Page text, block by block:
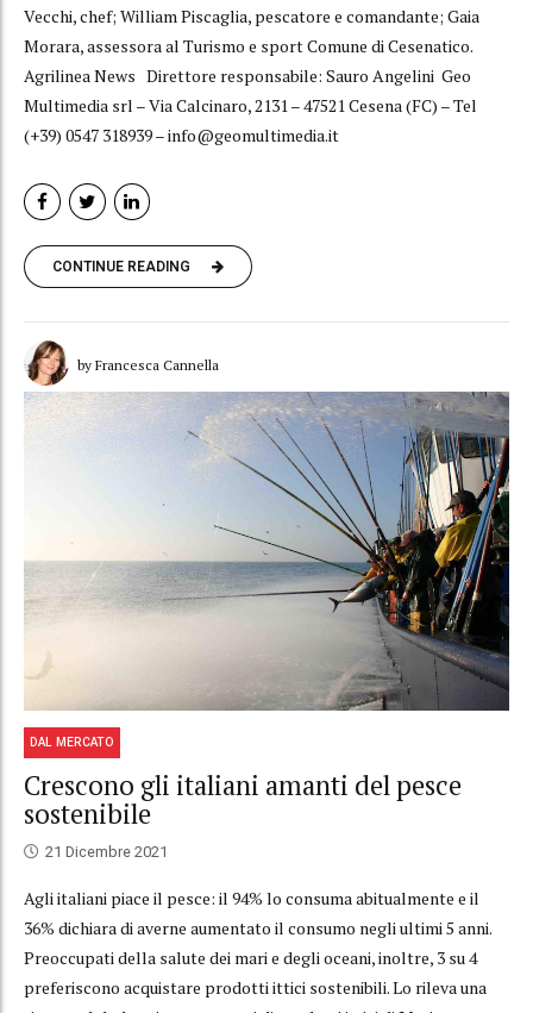
Vecchi, chef; William Piscaglia, pescatore e comandante; Gaia
Morara, assessora al Turismo e sport Comune di Cesenatico.
Agrilinea News Direttore responsabile: Sauro Angelini Geo
Multimedia srl – Via Calcinaro, 2131 – 47521 Cesena (FC) – Tel
(+39) 0547 318939 – info@geomultimedia.it
CONTINUE READING
by Francesca Cannella
DAL MERCATO
Crescono gli italiani amanti del pesce
sostenibile
21 Dicembre 2021
Agli italiani piace il pesce: il 94% lo consuma abitualmente e il
36% dichiara di averne aumentato il consumo negli ultimi 5 anni.
Preoccupati della salute dei mari e degli oceani, inoltre, 3 su 4
preferiscono acquistare prodotti ittici sostenibili. Lo rileva una